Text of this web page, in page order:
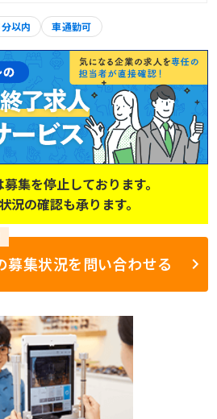
以内 車通勤可
集を停止しております。
況の確認も承ります。
募集状況を問い合わせる